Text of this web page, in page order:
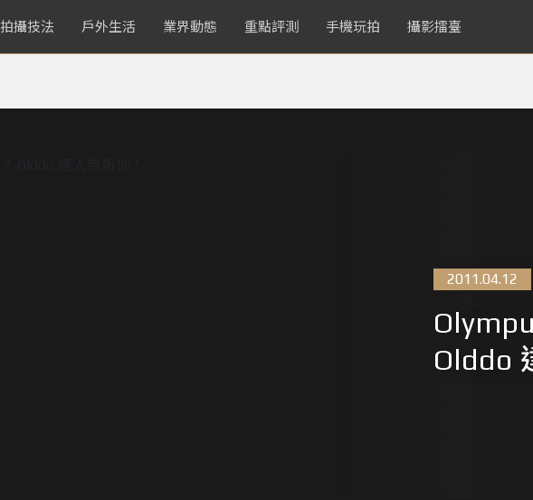
拍攝技法 戶外生活 業界動態 重點評測 手機玩拍 攝影擂臺
2011.04.12
Olddo